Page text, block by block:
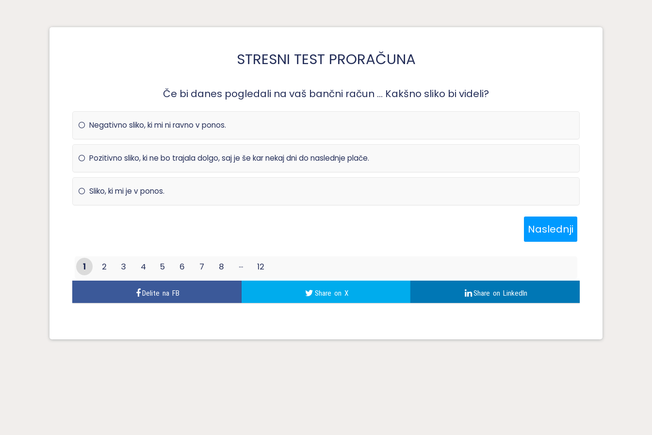
STRESNI TEST PRORAČUNA
Če bi danes pogledali na vaš bančni račun ... Kakšno sliko bi videli?
Negativno sliko, ki mi ni ravno v ponos.
Pozitivno sliko, ki ne bo trajala dolgo, saj je še kar nekaj dni do naslednje plače.
Sliko, ki mi je v ponos.
1 2 3 4 5 6 7
8
11
12